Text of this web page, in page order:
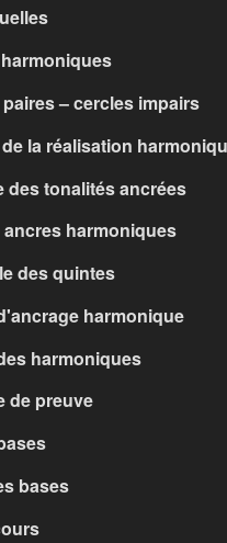
– cercles impairs
la réalisation
des tonalités ancrées
ancres harmoniques
des quintes
harmonique
harmoniques
de preuve
bases